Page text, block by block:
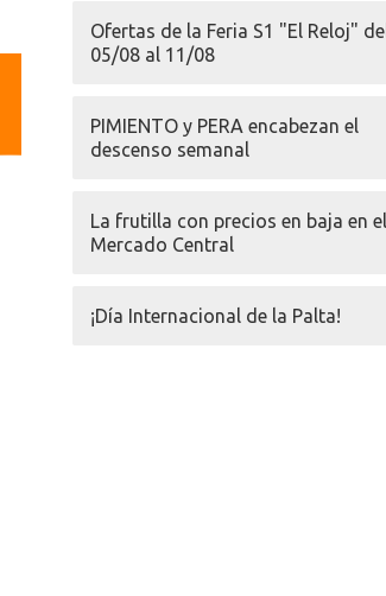
Ofertas de la Feria S1 "El Reloj" del
05/08 al 11/08
PIMIENTO y PERA encabezan el
descenso semanal
La frutilla con precios en baja en el
Mercado Central
¡Día Internacional de la Palta!